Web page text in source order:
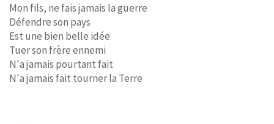
Mon fils, ne fais jamais la guerre
Défendre son pays
Est une bien belle idée
Tuer son frère ennemi
N'a jamais pourtant fait
N'a jamais fait tourner la Terre